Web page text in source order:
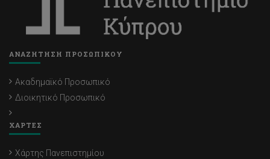
ΑΝΑΖΗΤΗΣΗ ΠΡΟΣΩΠΙΚΟΥ
Ακαδημαϊκό Προσωπικό
Διοικητικό Προσωπικό
ΧΑΡΤΕΣ
Χάρτης Πανεπιστημίου